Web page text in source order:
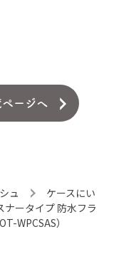
ページへ
ュ
ケースにい
ータイプ 防水フラ
WPCSAS）